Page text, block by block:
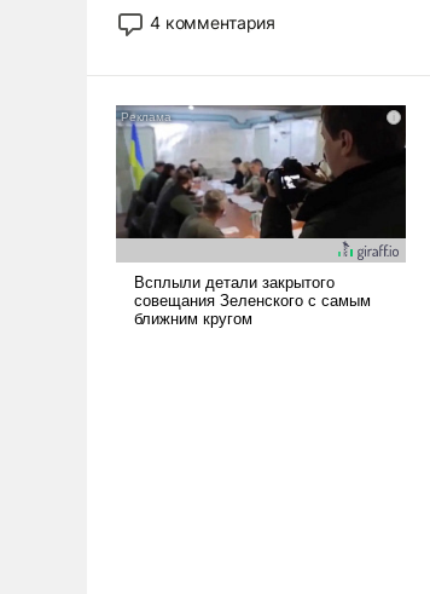
небольшая война с Ираном
опустошила американские
уязвимости США, например, перед
Китаем.
4 комментария